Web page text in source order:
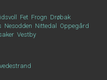
Fet Frogn Drøbak
Nesodden Nittedal
Oppegård
Vestby